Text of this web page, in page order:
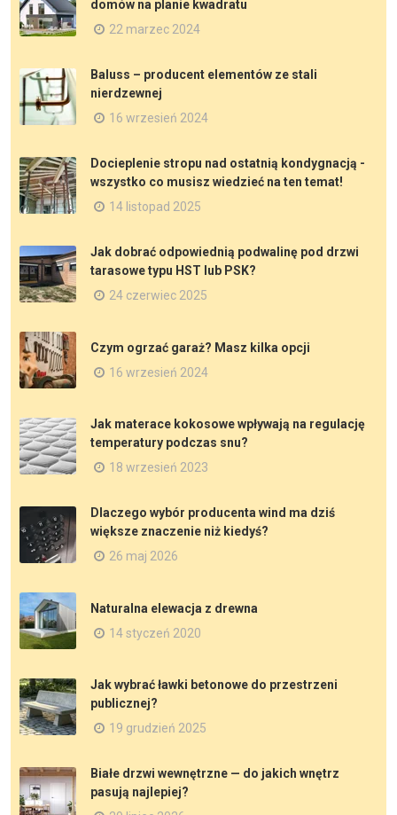
domów na planie kwadratu
22 marzec 2024
Baluss – producent elementów ze stali
nierdzewnej
16 wrzesień 2024
Docieplenie stropu nad ostatnią kondygnacją -
wszystko co musisz wiedzieć na ten temat!
14 listopad 2025
Jak dobrać odpowiednią podwalinę pod drzwi
tarasowe typu HST lub PSK?
24 czerwiec 2025
Czym ogrzać garaż? Masz kilka opcji
16 wrzesień 2024
Jak materace kokosowe wpływają na regulację
temperatury podczas snu?
18 wrzesień 2023
Dlaczego wybór producenta wind ma dziś
większe znaczenie niż kiedyś?
26 maj 2026
Naturalna elewacja z drewna
14 styczeń 2020
Jak wybrać ławki betonowe do przestrzeni
publicznej?
19 grudzień 2025
Białe drzwi wewnętrzne — do jakich wnętrz
pasują najlepiej?